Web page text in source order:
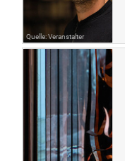
Quelle: Veranstalter